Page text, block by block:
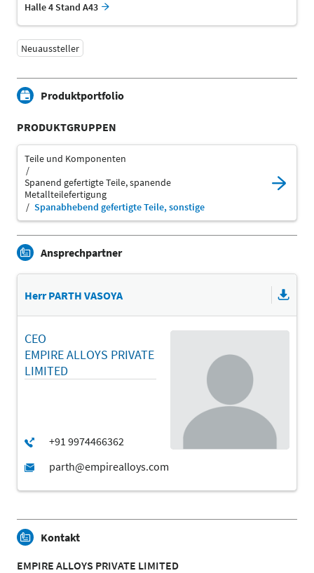
Halle 4 Stand A43
Neuaussteller
Produktportfolio
PRODUKTGRUPPEN
Teile und Komponenten
Spanend gefertigte Teile, spanende
Metallteilefertigung
Spanabhebend gefertigte Teile, sonstige
Ansprechpartner
Herr PARTH VASOYA
CEO
EMPIRE ALLOYS PRIVATE
LIMITED
Kontakt
EMPIRE ALLOYS PRIVATE LIMITED